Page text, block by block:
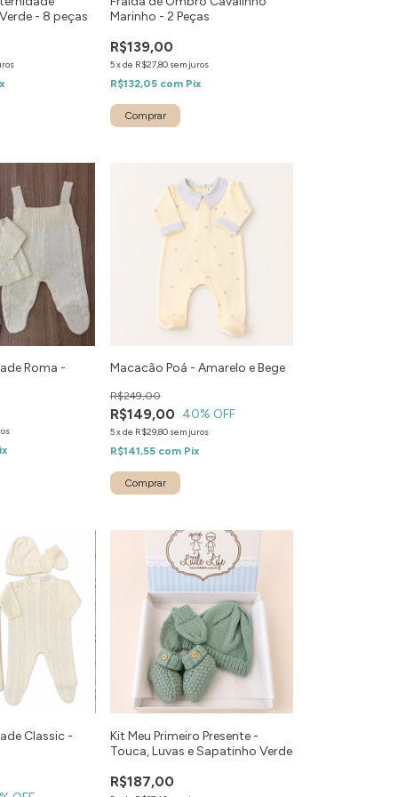
- 8 peças
Marinho - 2 Peças
R$139,00
5xde R$27,80 sem juros
R$132,05 com Pix
Roma - Macacão Poá - Amarelo e Bege
R$149,00
R$249,00
40% OFF
5xde R$29,80 sem juros
R$141,55 com Pix
Comprar
Classic -
Kit Meu Primeiro Presente -
Touca, Luvas e Sapatinho Verde
R$187,00